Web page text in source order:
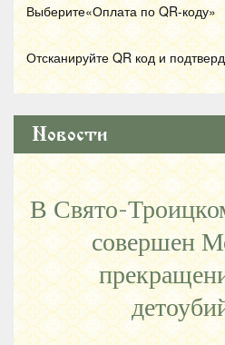
Выберите«Оплата по QR-коду»
Отсканируйте QR код и
Новости
В Свято-
совершен